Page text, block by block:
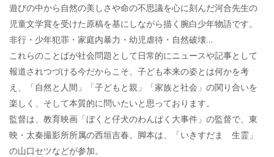
遊びの中から自然の美しさや命の不思議を心に刻んだ河合先生の
児童文学賞を受けた原稿を基にしながら描く腕白少年物語です。
非行・少年犯罪・家庭内暴力・幼児虐待・自然破壊…
これらのことばが社会問題として日常的にニュースや記事として
報道されつづける今だからこそ、子ども本来の姿とは何かを考
え、「自然と人間」「子どもと親」「家族と社会」の関り合いを
楽しく、そして本質的に問いたいと思っております。
監督は、教育映画「ぼくと仔犬のわんぱく大事件」の監督で、東
映・太秦撮影所所属の西垣吉春。脚本は、「いきすだま 生霊」
の山口セツなどが参加。